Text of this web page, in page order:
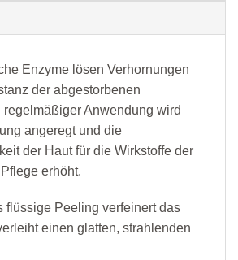
Enzyme lösen Verhornungen
der abgestorbenen
regelmäßiger Anwendung wird
angeregt und die
der Haut für die Wirkstoffe der
erhöht.
flüssige Peeling verfeinert das
einen glatten, strahlenden